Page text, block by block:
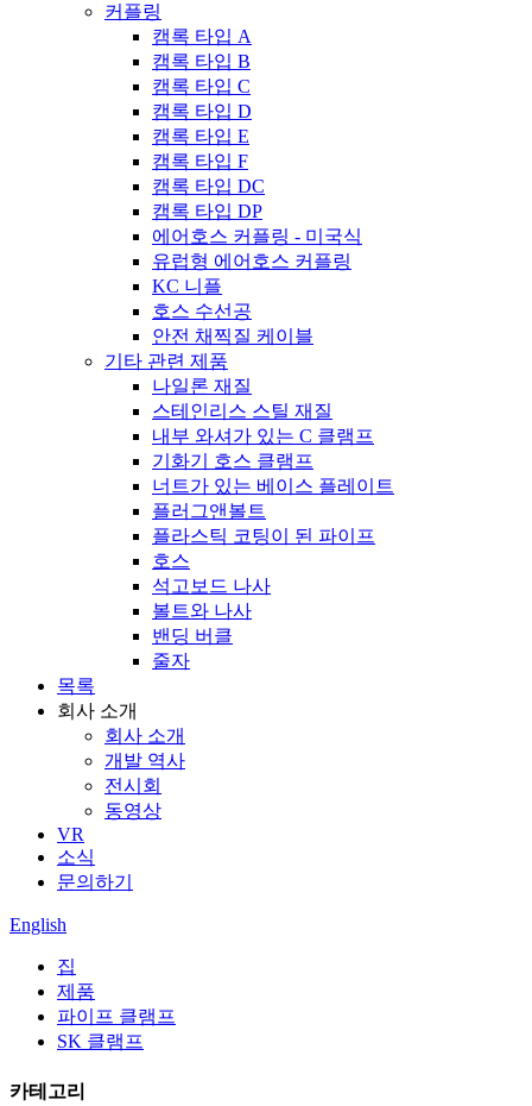
커플링
캠록 타입 A
캠록 타입 B
캠록 타입 C
캠록 타입 D
캠록 타입 E
캠록 타입 F
캠록 타입 DC
캠록 타입 DP
에어호스 커플링 - 미국식
유럽형 에어호스 커플링
KC 니플
호스 수선공
안전 채찍질 케이블
기타 관련 제품
나일론 재질
스테인리스 스틸 재질
내부 와셔가 있는 C 클램프
기화기 호스 클램프
너트가 있는 베이스 플레이트
플러그앤볼트
플라스틱 코팅이 된 파이프
호스
석고보드 나사
볼트와 나사
밴딩 버클
줄자
목록
회사 소개
회사 소개
개발 역사
전시회
동영상
VR
소식
문의하기
English
집
제품
파이프 클램프
SK 클램프
카테고리